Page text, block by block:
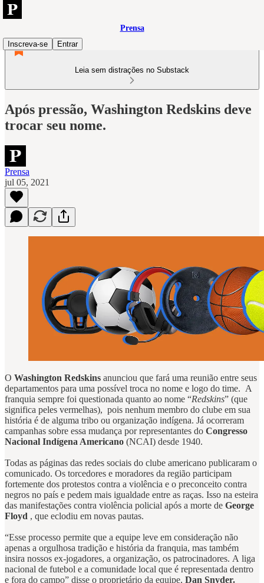
Prensa
Inscreva-se
Entrar
Leia sem distrações no Substack
Após pressão, Washington Redskins deve
trocar seu nome.
Prensa
jul 05, 2021
O Washington Redskins anunciou que fará uma reunião entre seus
departamentos para uma possível troca no nome e logo do time. A
franquia sempre foi questionada quanto ao nome “Redskins” (que
significa peles vermelhas), pois nenhum membro do clube em sua
história é de alguma tribo ou organização indígena. Já ocorreram
campanhas sobre essa mudança por representantes do Congresso
Nacional Indígena Americano (NCAI) desde 1940.
Todas as páginas das redes sociais do clube americano publicaram o
comunicado. Os torcedores e moradores da região participam
fortemente dos protestos contra a violência e o preconceito contra
negros no país e pedem mais igualdade entre as raças. Isso na esteira
das manifestações contra violência policial após a morte de George
Floyd , que eclodiu em novas pautas.
“Esse processo permite que a equipe leve em consideração não
apenas a orgulhosa tradição e história da franquia, mas também
insira nossos ex-jogadores, a organização, os patrocinadores. A liga
nacional de futebol e a comunidade local que é representada dentro
e fora do campo” disse o proprietário da equipe, Dan Snyder.